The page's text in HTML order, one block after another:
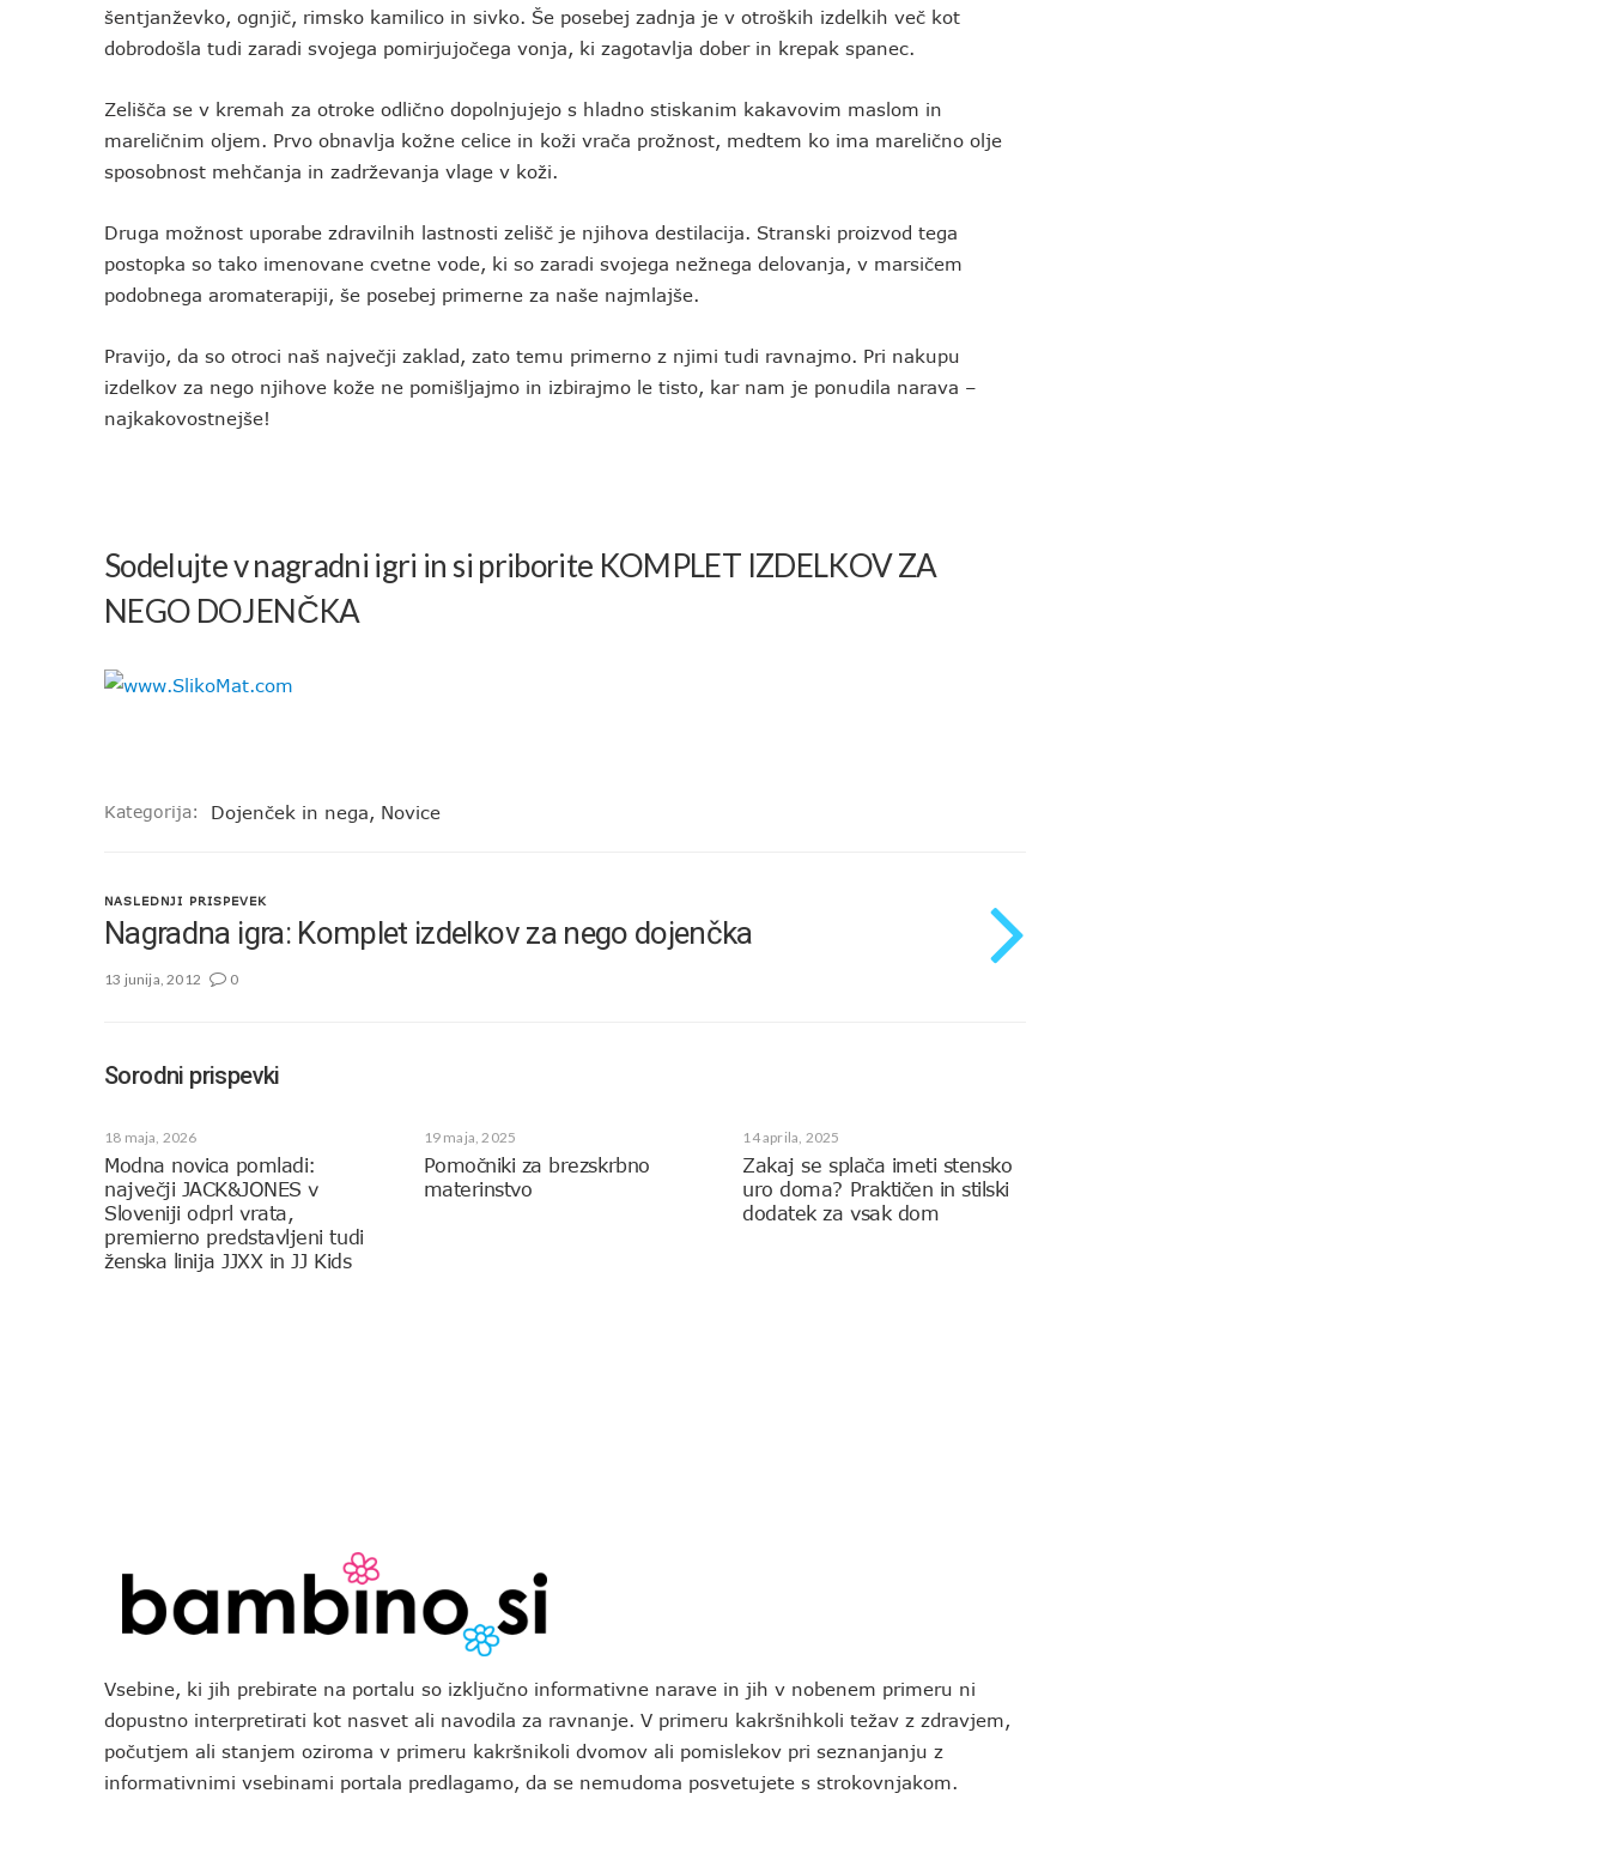
šentjanževko, ognjič, rimsko kamilico in sivko. Še posebej zadnja je v otroških izdelkih več kot
dobrodošla tudi zaradi svojega pomirjujočega vonja, ki zagotavlja dober in krepak spanec.
Zelišča se v kremah za otroke odlično dopolnjujejo s hladno stiskanim kakavovim maslom in
mareličnim oljem. Prvo obnavlja kožne celice in koži vrača prožnost, medtem ko ima marelično olje
sposobnost mehčanja in zadrževanja vlage v koži.
Druga možnost uporabe zdravilnih lastnosti zelišč je njihova destilacija. Stranski proizvod tega
postopka so tako imenovane cvetne vode, ki so zaradi svojega nežnega delovanja, v marsičem
podobnega aromaterapiji, še posebej primerne za naše najmlajše.
Pravijo, da so otroci naš največji zaklad, zato temu primerno z njimi tudi ravnajmo. Pri nakupu
izdelkov za nego njihove kože ne pomišljajmo in izbirajmo le tisto, kar nam je ponudila narava –
najkakovostnejše!
Sodelujte v nagradni igri in si priborite KOMPLET IZDELKOV ZA
NEGO DOJENČKA
Kategorija: Dojenček in nega, Novice
NASLEDNJI PRISPEVEK
Nagradna igra: Komplet izdelkov za nego dojenčka
13 junija, 2012 0
Sorodni prispevki
18 maja, 2026
Modna novica pomladi:
največji JACK&JONES v
Sloveniji odprl vrata,
premierno predstavljeni tudi
ženska linija JJXX in JJ Kids
19 maja, 2025
Pomočniki za brezskrbno
materinstvo
14 aprila, 2025
Zakaj se splača imeti stensko
uro doma? Praktičen in stilski
dodatek za vsak dom
Vsebine, ki jih prebirate na portalu so izključno informativne narave in jih v nobenem primeru ni
dopustno interpretirati kot nasvet ali navodila za ravnanje. V primeru kakršnihkoli težav z zdravjem,
počutjem ali stanjem oziroma v primeru kakršnikoli dvomov ali pomislekov pri seznanjanju z
informativnimi vsebinami portala predlagamo, da se nemudoma posvetujete s strokovnjakom.